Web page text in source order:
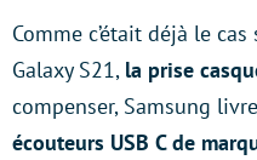
Comme c’était déjà le
Galaxy S21, la prise
compenser, Samsung
écouteurs USB C de